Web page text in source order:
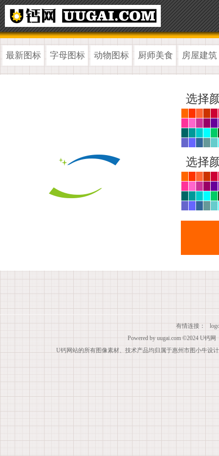
最新图标 字母图标 动物图标 厨师美食 房屋建筑
选择
选择
有情连接：
Powered byuugai.com©2024U钙网
U钙网站的所有图像素材、技术产品均归属于惠州市图小牛设